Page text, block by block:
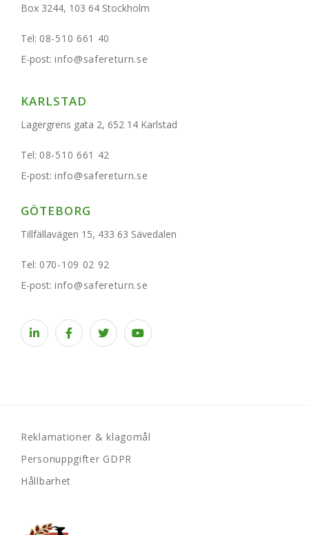
Box 3244, 103 64 Stockholm
Tel: 08-510 661 40
E-post: info@safereturn.se
KARLSTAD
Lagergrens gata 2, 652 14 Karlstad
Tel: 08-510 661 42
E-post: info@safereturn.se
GÖTEBORG
Tillfällavägen 15, 433 63 Sävedalen
Tel: 070-109 02 92
E-post: info@safereturn.se
Reklamationer & klagomål
Personuppgifter GDPR
Hållbarhet